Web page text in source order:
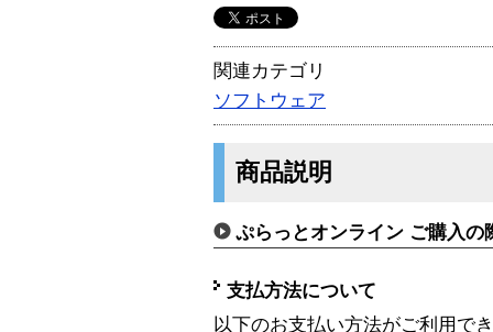
関連カテゴリ
ソフトウェア
商品説明
ぷらっとオンライン ご購入の
支払方法について
以下のお支払い方法がご利用で